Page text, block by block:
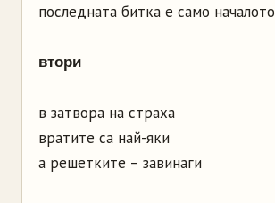
последната битка е само началото
втори
в затвора на страха
вратите са най-яки
а решетките – завинаги